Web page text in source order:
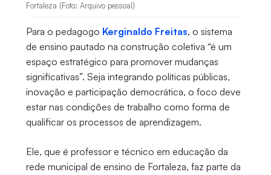
Fortaleza (Foto: Arquivo pessoal)
Para o pedagogo Kerginaldo Freitas, o sistema
de ensino pautado na construção coletiva “é um
espaço estratégico para promover mudanças
significativas”. Seja integrando políticas públicas,
inovação e participação democrática, o foco deve
estar nas condições de trabalho como forma de
qualificar os processos de aprendizagem.
Ele, que é professor e técnico em educação da
rede municipal de ensino de Fortaleza, faz parte da